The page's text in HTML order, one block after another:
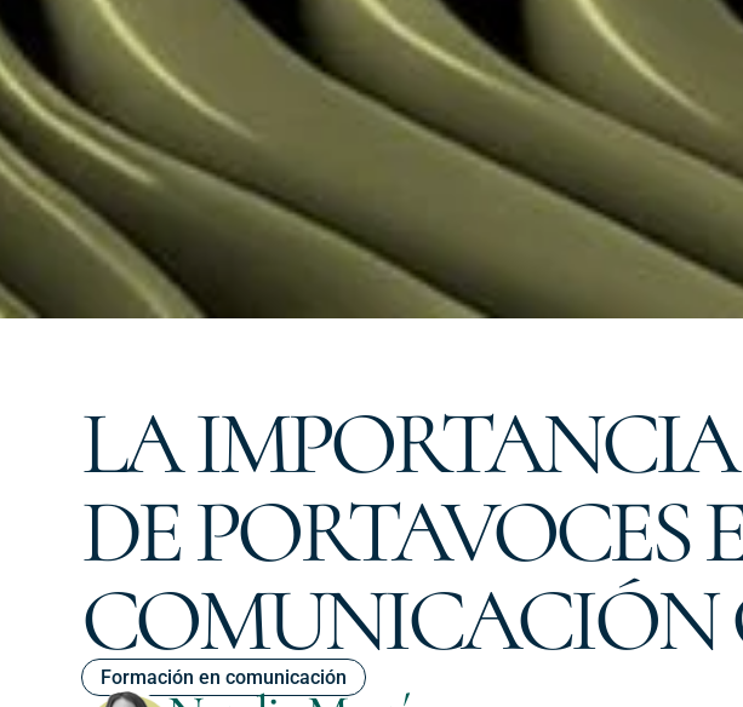
LA
DE PORTAVOCES
COMUNICACIÓN
Formación en comunicación